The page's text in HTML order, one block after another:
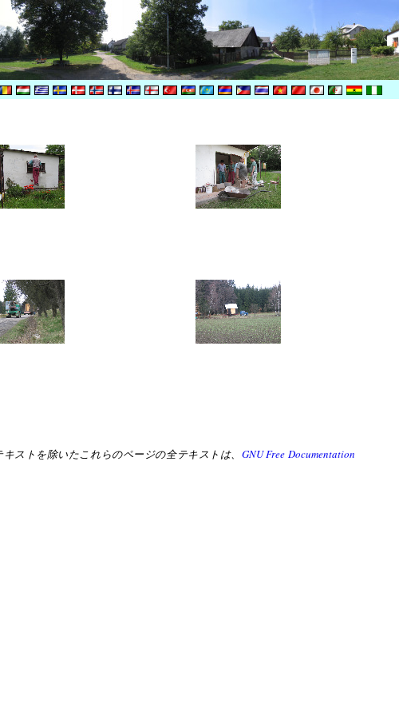
ストを除いたこれらのページの全テキストは、 GNU Free Documentation